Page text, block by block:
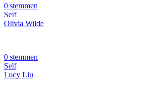
0 stemmen
Self
Olivia Wilde
0 stemmen
Self
Lucy Liu